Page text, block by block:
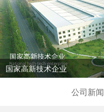
国家高新技术企业
公司新闻